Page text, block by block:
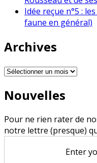
Idée reçue n°5 :
faune en général)
Archives
Archives
Nouvelles
Pour ne rien rater de
notre lettre (presque)
Enter